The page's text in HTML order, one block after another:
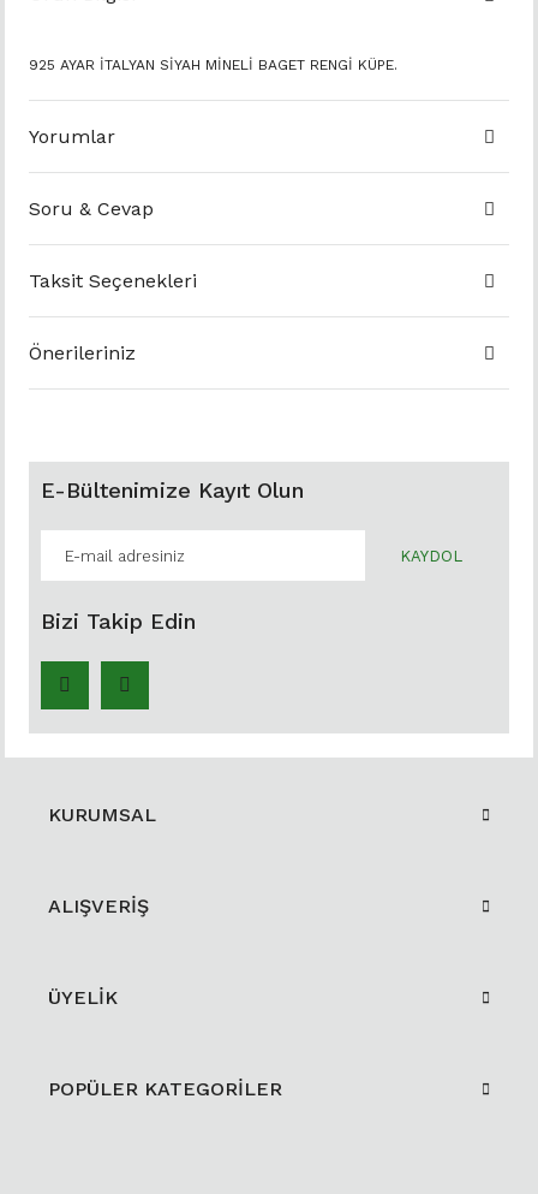
925 AYAR İTALYAN SİYAH MİNELİ BAGET RENGİ KÜPE.
Yorumlar
Soru & Cevap
Taksit Seçenekleri
Önerileriniz
E-Bültenimize Kayıt Olun
KAYDOL
Bizi Takip Edin
KURUMSAL
ALIŞVERİŞ
ÜYELİK
POPÜLER KATEGORİLER